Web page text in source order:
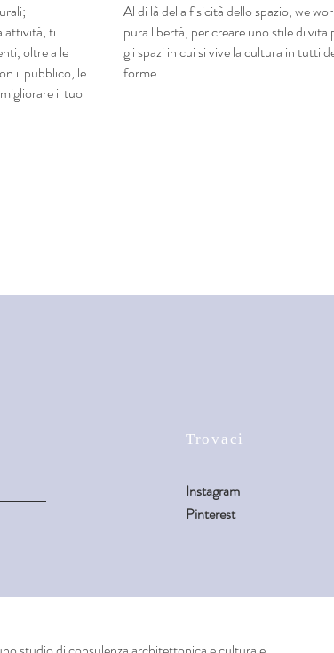
attività, ti
oltre a le
il pubblico, le
il tuo
Al di là della fisicità dello spazio, we
pura libertà, per creare uno stile di
gli spazi in cui si vive la cultura in tutti
forme.
Trovaci
Instagram
Pinterest